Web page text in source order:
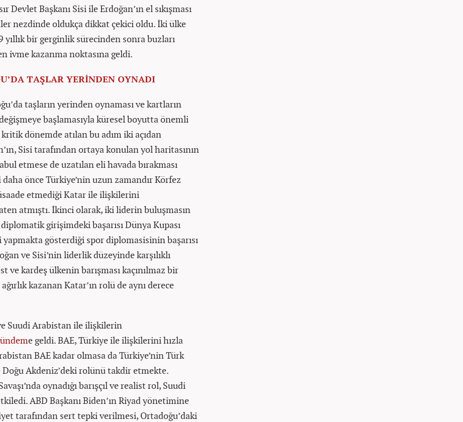
Devlet Başkanı Sisi ile Erdoğan’ın el sıkışması
nezdinde oldukça dikkat çekici oldu. İki ülke
yıllık bir gerginlik sürecinden sonra buzları
ivme kazanma noktasına geldi.
TAŞLAR YERİNDEN OYNADI
taşların yerinden oynaması ve kartların
başlamasıyla küresel boyutta önemli
dönemde atılan bu adım iki açıdan
Sisi tarafından ortaya konulan yol haritasının
etmese de uzatılan eli havada bırakması
önce Türkiye’nin uzun zamandır Körfez
etmediği Katar ile ilişkilerini
atmıştı. İkinci olarak, iki liderin buluşmasın
girişimdeki başarısı Dünya Kupası
yapmakta gösterdiği spor diplomasisinin başarısı
ve Sisi’nin liderlik düzeyinde karşılıklı
ve kardeş ülkenin barışması kaçınılmaz bir
kazanan Katar’ın rolü de aynı derece
Suudi Arabistan ile ilişkilerin
e geldi. BAE, Türkiye ile ilişkilerini hızla
BAE kadar olmasa da Türkiye’nin Türk
Akdeniz’deki rolünü takdir etmekte.
oynadığı barışçıl ve realist rol, Suudi
ABD Başkanı Biden’ın Riyad yönetimine
tarafından sert tepki verilmesi, Ortadoğu’daki